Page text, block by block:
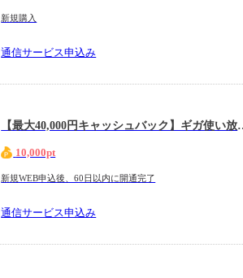
新規購入
通信サービス申込み
【最大40,000円キャッシュバック
10,000pt
新規WEB申込後、60日以内に開通完了
通信サービス申込み